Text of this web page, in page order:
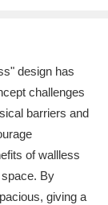
design has
challenges
barriers and
of wallless
By
giving a